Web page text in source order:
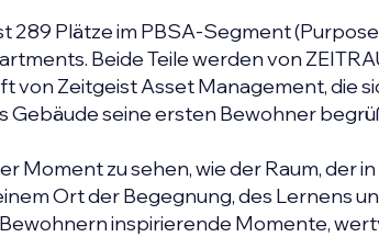
289 Plätze im PBSA-Segment
Beide Teile werden von
von Zeitgeist Asset Management, die
Gebäude seine ersten Bewohner
Moment zu sehen, wie der Raum, der
Ort der Begegnung, des Lernens
inspirierende Momente,